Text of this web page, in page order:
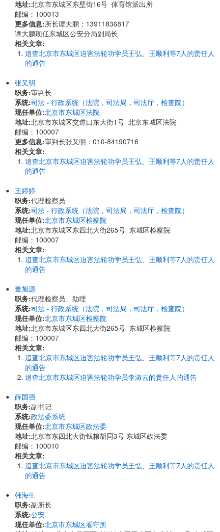
地址:北京市东城区东壁街16号 体育馆派出所
邮编：100013
更多信息:所长谭大鹏：13911836817
谭大鹏现任东城区公安分局副局长
相关文章:
追查北京市东城区迫害法轮功学员王弘、王顺利等7人的责任人
的通告
张又明
职务:审判长
系统:司法 - 行政系统（法院，司法局，司法厅，检查院）
现任单位:北京市东城区法院
地址:北京市东城区交道口东大街1号 北京东城区法院
邮编：100007
更多信息:审判长张又明：010-84190716
相关文章:
追查北京市东城区迫害法轮功学员王弘、王顺利等7人的责任人
的通告
王婷婷
职务:代理检察员
系统:司法 - 行政系统（法院，司法局，司法厅，检查院）
现任单位:北京市东城区检察院
地址:北京市东城区东四北大街265号 东城区检察院
邮编：100007
相关文章:
追查北京市东城区迫害法轮功学员王弘、王顺利等7人的责任人
的通告
董旭源
职务:代理检察员、助理
系统:司法 - 行政系统（法院，司法局，司法厅，检查院）
现任单位:北京市东城区检察院
地址:北京市东城区东四北大街265号 东城区检察院
邮编：100007
相关文章:
追查北京市东城区迫害法轮功学员王弘、王顺利等7人的责任人
的通告
追查北京市东城区迫害法轮功学员李淑云的责任人的通告
薛国强
职务:副书记
系统:政法委系统
现任单位:北京市东城区政法委
地址:北京市东四北大街钱粮胡同3号 东城区政法委
邮编：100010
相关文章:
追查北京市东城区迫害法轮功学员王弘、王顺利等7人的责任人
的通告
韩海生
职务:副所长
系统:公安
现任单位:北京市东城区看守所